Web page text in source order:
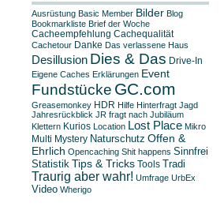
Ausrüstung Basic Member Bilder Blog
Bookmarkliste Brief der Woche
Cacheempfehlung Cachequalität
Cachetour Danke Das verlassene Haus
Desillusion Dies & Das Drive-In
Eigene Caches Erklärungen Event
Fundstücke GC.com
Greasemonkey HDR Hilfe Hinterfragt Jagd
Jahresrückblick JR fragt nach Jubiläum
Klettern Kurios Location Lost Place Mikro
Multi Mystery Naturschutz Offen &
Ehrlich Opencaching Shit happens Sinnfrei
Statistik Tips & Tricks Tools Tradi
Traurig aber wahr! Umfrage UrbEx
Video Wherigo